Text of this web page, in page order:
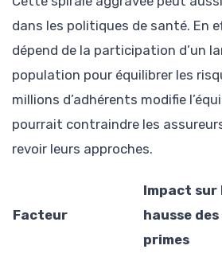
dans les politiques de santé. En
dépend de la participation d’un
population pour équilibrer les
millions d’adhérents modifie
pourrait contraindre les
revoir leurs approches.
Facteur
Impact sur
hausse des
primes